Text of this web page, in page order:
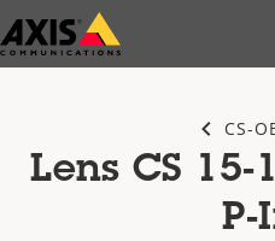
Zum
Hauptinhalt
CS-
Lens CS 15-
P-